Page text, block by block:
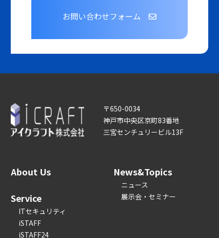
お問い合わせフォーム
〒650-0034
神戸市中央区京町83番地
三宮センチュリービル13F
About Us
Service
ITセキュリティ
iSTAFF
iSTAFF24
News&Topics
ニュース
展示会・セミナー